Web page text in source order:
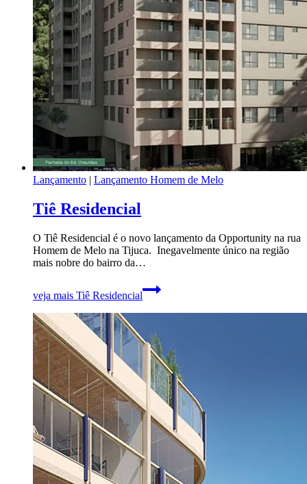
Lançamento | Lançamento Homem de Melo
Tiê Residencial
O Tiê Residencial é o novo lançamento da Opportunity na rua
Homem de Melo na Tijuca. Inegavelmente único na região
mais nobre do bairro da…
veja mais Tiê Residencial